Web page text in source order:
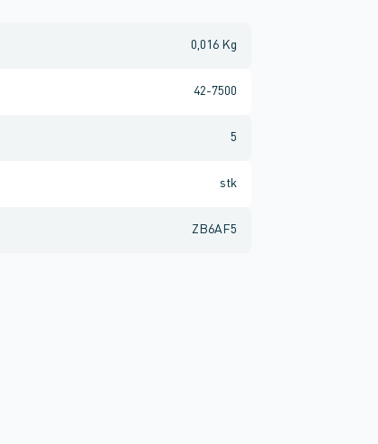
0,016 Kg
42-7500
5
stk
ZB6AF5